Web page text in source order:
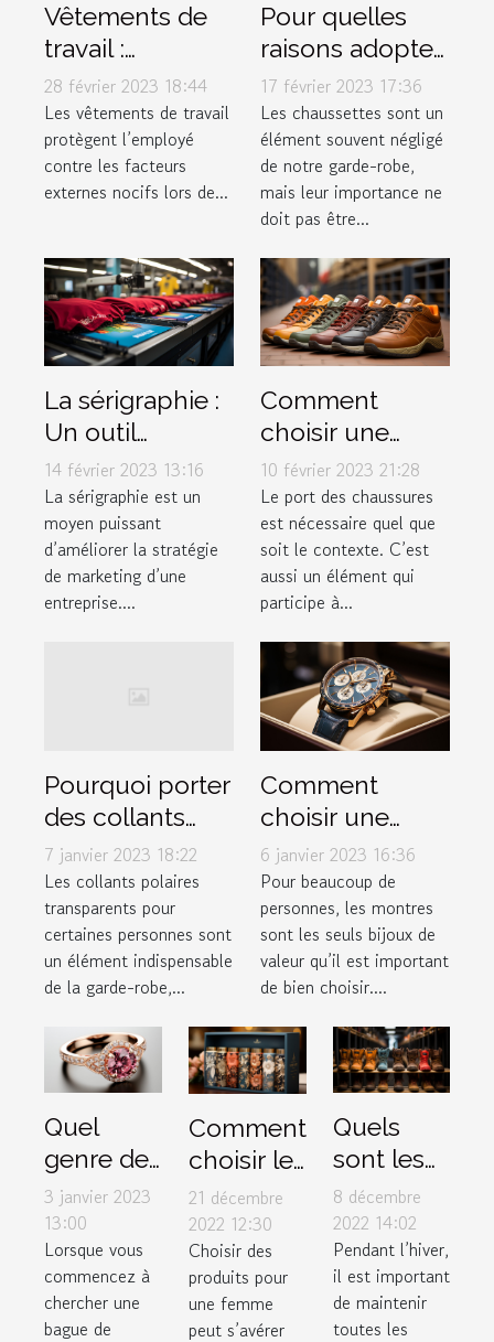
Vêtements de
travail :
pourquoi est-ce
si important ?
28 février 2023 18:44
Les vêtements de travail
protègent l’employé
contre les facteurs
externes nocifs lors de...
Pour quelles
raisons adopter
les Chaussettes
Marchill Socks ?
17 février 2023 17:36
Les chaussettes sont un
élément souvent négligé
de notre garde-robe,
mais leur importance ne
doit pas être...
La sérigraphie :
Un outil
marketing à ne
pas négliger
14 février 2023 13:16
La sérigraphie est un
moyen puissant
d’améliorer la stratégie
de marketing d’une
entreprise....
Comment
choisir une
chaussure ?
10 février 2023 21:28
Le port des chaussures
est nécessaire quel que
soit le contexte. C’est
aussi un élément qui
participe à...
Pourquoi porter
des collants
polaires
transparents ?
7 janvier 2023 18:22
Les collants polaires
transparents pour
certaines personnes sont
un élément indispensable
de la garde-robe,...
Comment
choisir une
montre de luxe
?
6 janvier 2023 16:36
Pour beaucoup de
personnes, les montres
sont les seuls bijoux de
valeur qu’il est important
de bien choisir....
Quel
genre de
bague de
fiançailles
faut-il
offrir à sa
chérie ?
3 janvier 2023
13:00
Lorsque vous
commencez à
chercher une
bague de
Comment
choisir le
meilleur
box pour
femme ?
21 décembre
2022 12:30
Choisir des
produits pour
une femme
peut s’avérer
Quels
sont les
critères
de choix
d’une
parfaite
paire de
8 décembre
2022 14:02
Pendant l’hiver,
il est important
de maintenir
toutes les